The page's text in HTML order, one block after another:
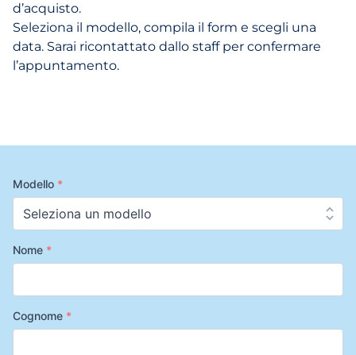
d’acquisto.
Seleziona il modello, compila il form e scegli una
data. Sarai ricontattato dallo staff per confermare
l’appuntamento.
Modello *
Nome *
Cognome *